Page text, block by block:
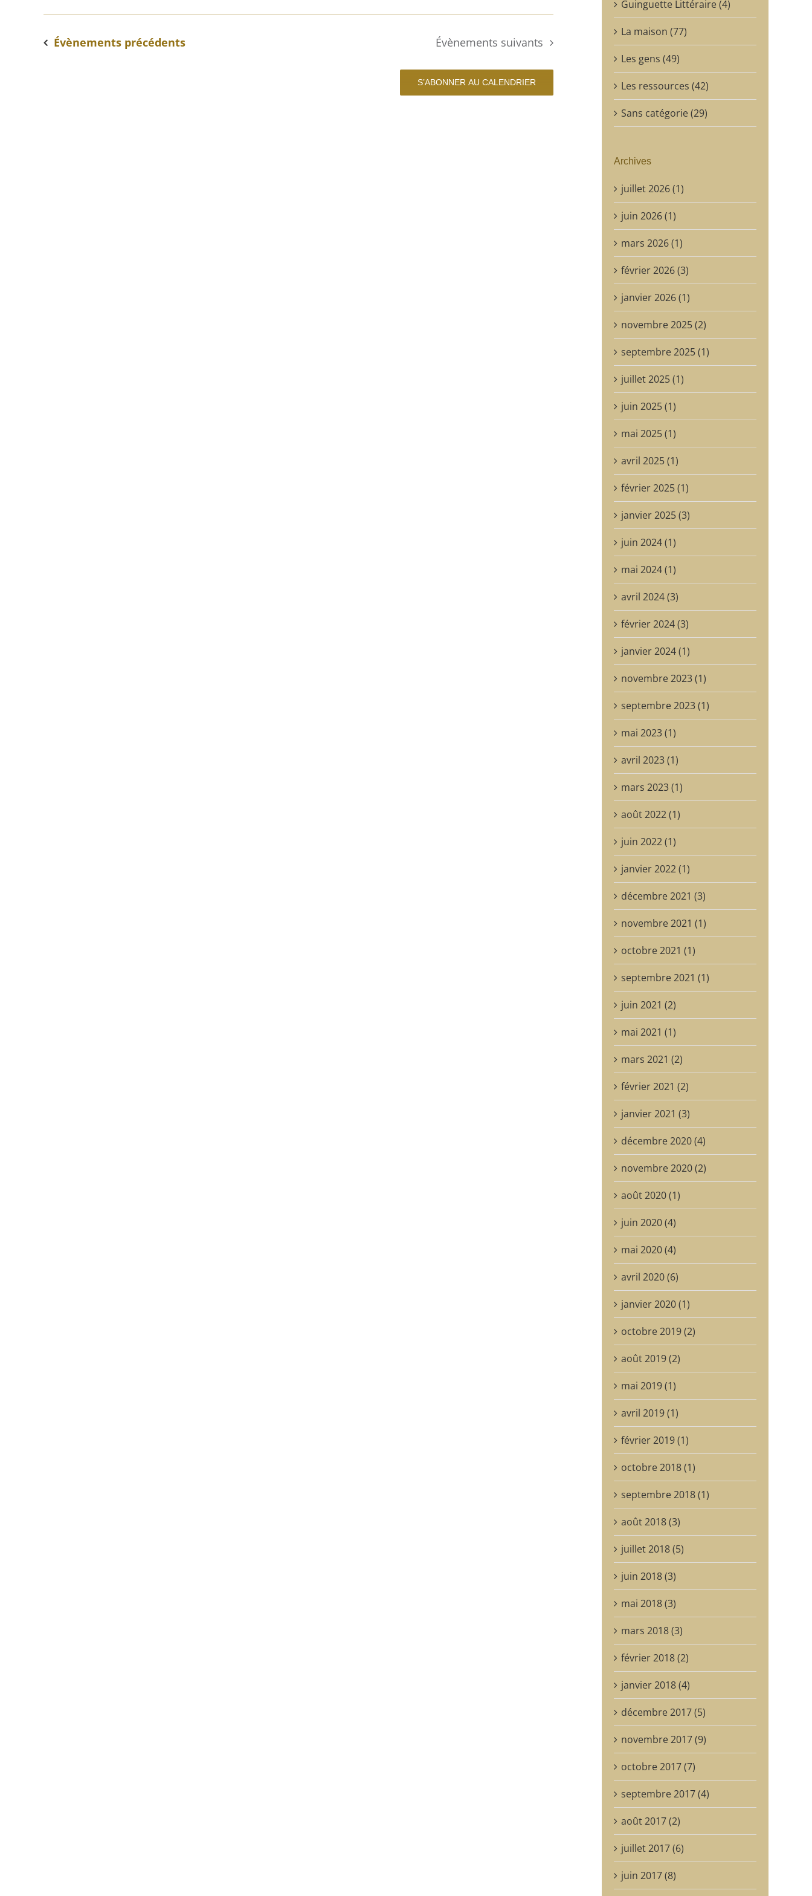
Évènementsprécédents Évènements suivants
S’ABONNER AU CALENDRIER
Guinguette Littéraire (4)
La maison (77)
Les gens (49)
Les ressources (42)
Sans catégorie (29)
Archives
juillet 2026 (1)
juin 2026 (1)
mars 2026 (1)
février 2026 (3)
janvier 2026 (1)
novembre 2025 (2)
septembre 2025 (1)
juillet 2025 (1)
juin 2025 (1)
mai 2025 (1)
avril 2025 (1)
février 2025 (1)
janvier 2025 (3)
juin 2024 (1)
mai 2024 (1)
avril 2024 (3)
février 2024 (3)
janvier 2024 (1)
novembre 2023 (1)
septembre 2023 (1)
mai 2023 (1)
avril 2023 (1)
mars 2023 (1)
août 2022 (1)
juin 2022 (1)
janvier 2022 (1)
décembre 2021 (3)
novembre 2021 (1)
octobre 2021 (1)
septembre 2021 (1)
juin 2021 (2)
mai 2021 (1)
mars 2021 (2)
février 2021 (2)
janvier 2021 (3)
décembre 2020 (4)
novembre 2020 (2)
août 2020 (1)
juin 2020 (4)
mai 2020 (4)
avril 2020 (6)
janvier 2020 (1)
octobre 2019 (2)
août 2019 (2)
mai 2019 (1)
avril 2019 (1)
février 2019 (1)
octobre 2018 (1)
septembre 2018 (1)
août 2018 (3)
juillet 2018 (5)
juin 2018 (3)
mai 2018 (3)
mars 2018 (3)
février 2018 (2)
janvier 2018 (4)
décembre 2017 (5)
novembre 2017 (9)
octobre 2017 (7)
septembre 2017 (4)
août 2017 (2)
juillet 2017 (6)
juin 2017 (8)